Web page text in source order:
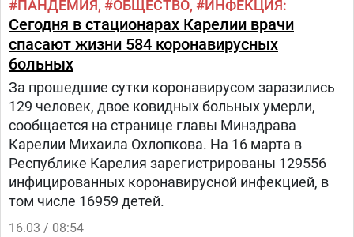
ПАНДЕМИЯ ОБЩЕСТВО ИНФЕКЦИЯ
Сегодня в стационарах Карелии врачи
спасают жизни 584 коронавирусных
больных
За прошедшие сутки коронавирусом заразились
129 человек, двое ковидных больных умерли,
сообщается на странице главы Минздрава
Карелии Михаила Охлопкова. На 16 марта в
Республике Карелия зарегистрированы 129556
инфицированных коронавирусной инфекцией, в
том числе 16959 детей.
16.03 / 08:54